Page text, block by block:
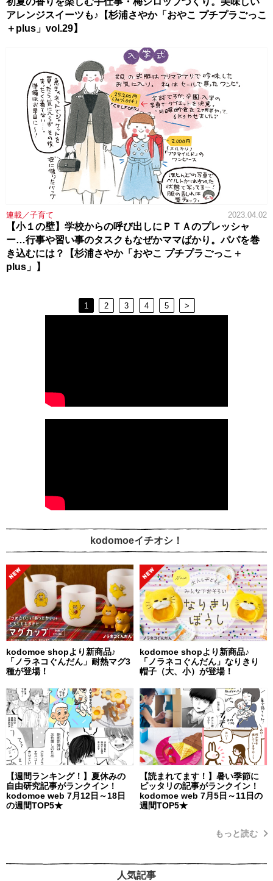
アレンジスイーツも♪【杉浦さやか「おやこ プチプラごっこ
＋plus」vol.29】
連載／子育て 2023.04.02
【小１の壁】学校からの呼び出しにＰＴＡのプレッシャ
ー…行事や習い事のタスクもなぜかママばかり。パパを巻
き込むには？【杉浦さやか「おやこ プチプラごっこ＋
plus」】
1 2 3 4 5 >
kodomoeイチオシ！
kodomoe shopより新商品♪
「ノラネコぐんだん」耐熱マグ3
種が登場！
kodomoe shopより新商品♪
「ノラネコぐんだん」なりきり
帽子（大、小）が登場！
【週間ランキング！】夏休みの
自由研究記事がランクイン！
kodomoe web 7月12日～18日
の週間TOP5★
【読まれてます！】暑い季節に
ピッタリの記事がランクイン！
kodomoe web 7月5日～11日の
週間TOP5★
もっと読む
人気記事